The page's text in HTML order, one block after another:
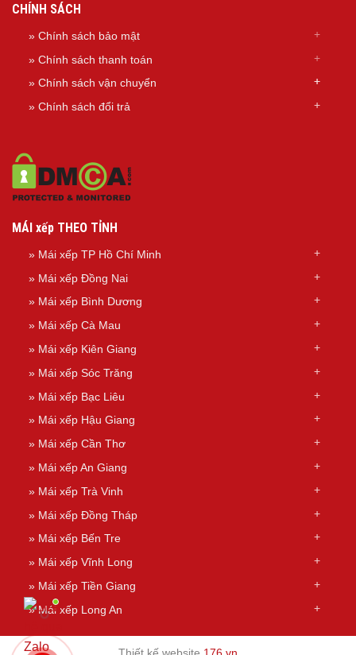
CHÍNH SÁCH
» Chính sách bảo mật
» Chính sách thanh toán
» Chính sách vận chuyển
» Chính sách đổi trả
MÁI xếp THEO TỈNH
» Mái xếp TP Hồ Chí Minh
» Mái xếp Đồng Nai
» Mái xếp Bình Dương
» Mái xếp Cà Mau
» Mái xếp Kiên Giang
» Mái xếp Sóc Trăng
» Mái xếp Bạc Liêu
» Mái xếp Hậu Giang
» Mái xếp Cần Thơ
» Mái xếp An Giang
» Mái xếp Trà Vinh
» Mái xếp Đồng Tháp
» Mái xếp Bến Tre
» Mái xếp Vĩnh Long
» Mái xếp Tiền Giang
»Mái xếp Long An
Thiết kế website 176.vn